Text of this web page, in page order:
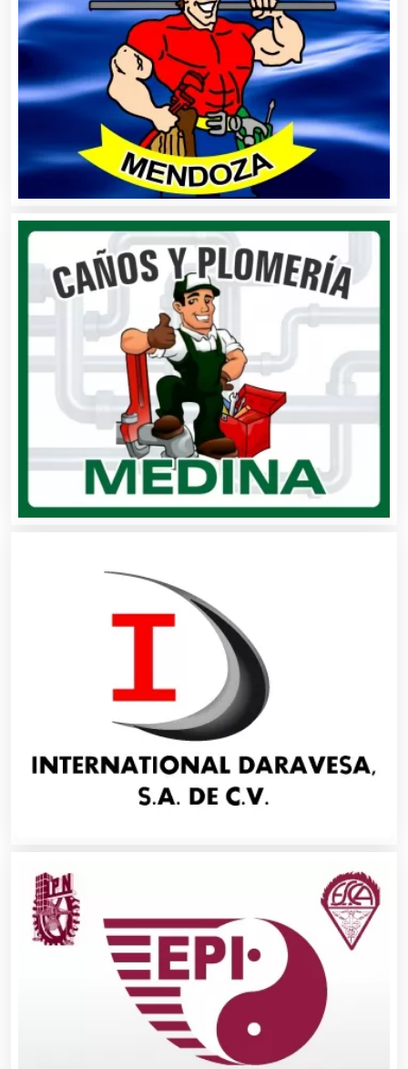
Asociaciones Civiles
Asociaciones Empresariales
Audio, Sonido e Iluminación
Audios para Eventos
Autobuses
Automatización
Automóviles Nuevos y Usados
Autopartes Eléctricas
Avaluos
Banquetes
Basculas
Bebidas